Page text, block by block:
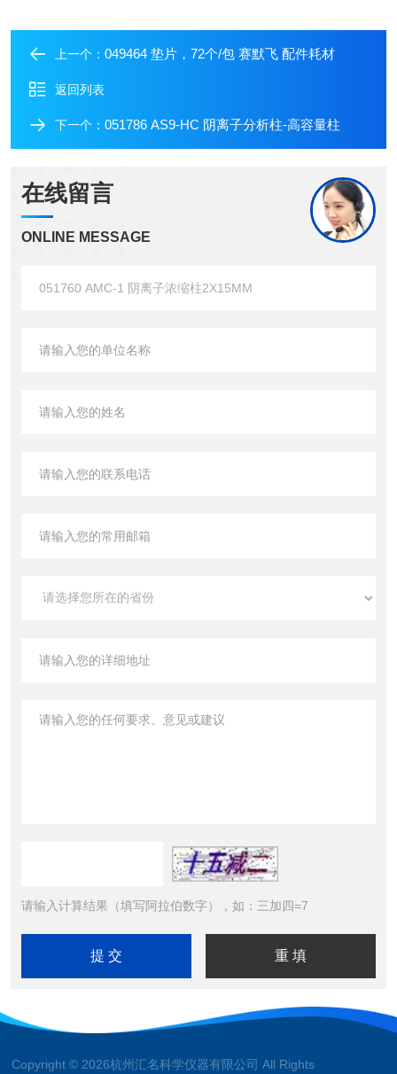
上一个： 049464 垫片，72个/包 赛默飞 配件耗材
返回列表
下一个： 051786 AS9-HC 阴离子分析柱-高容量柱
在线留言
ONLINE MESSAGE
请输入计算结果（填写阿拉伯数字），如：三加四=7
Copyright © 2026杭州汇名科学仪器有限公司 All Rights